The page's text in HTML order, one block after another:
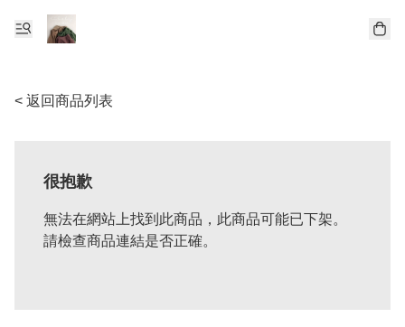
< 返回商品列表
很抱歉
無法在網站上找到此商品，此商品可能已下架。
請檢查商品連結是否正確。